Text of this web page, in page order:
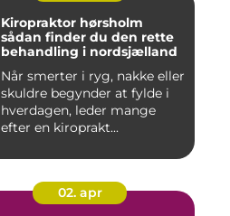
Kiropraktor hørsholm
sådan finder du den rette
behandling i nordsjælland
Når smerter i ryg, nakke eller
skuldre begynder at fylde i
hverdagen, leder mange
efter en kiroprakt...
02. apr